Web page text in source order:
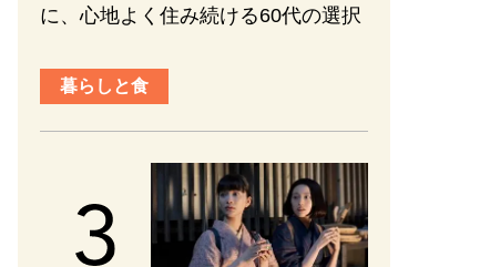
に、心地よく住み続ける60代の選択
暮らしと食